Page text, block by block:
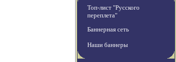
Топ-лист "Русского
переплета"
Баннерная сеть
Наши баннеры